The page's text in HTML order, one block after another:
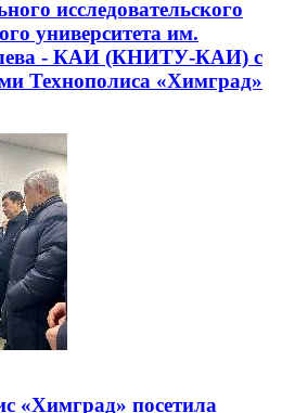
исследовательского
университета им.
- КАИ (КНИТУ-КАИ) с
Технополиса «Химград»
«Химград» посетила